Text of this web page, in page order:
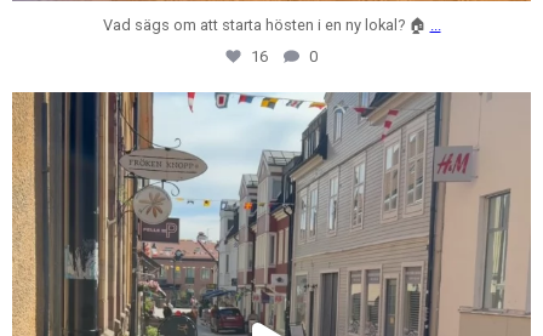
Vad sägs om att starta hösten i en ny lokal? 🏠
16
0
centrumfastigheter
Jul 31